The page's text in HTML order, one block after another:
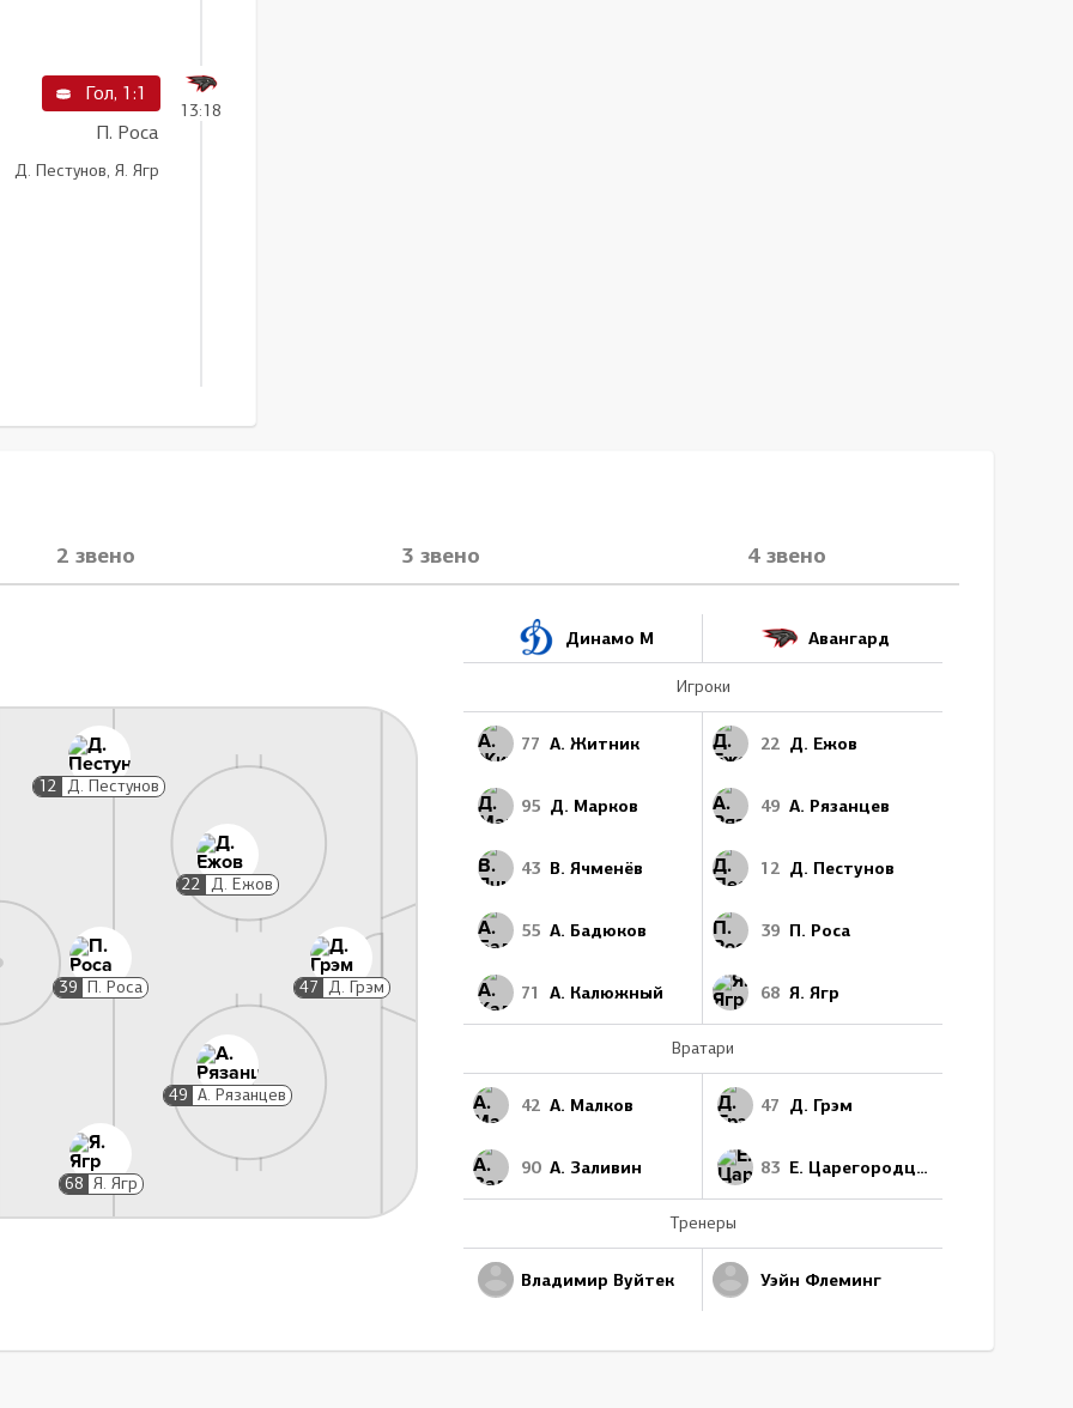
13:18
Гол, 1:1
П. Роса
Д. Пестунов, Я. Ягр
38:47
Подножка, 2 мин
41:46
клюшкой, 2 мин
П. Роса
2 звено 3 звено 4 звено
22 Д. Ежов
49 А. Рязанцев
12 Д. Пестунов
39 П. Роса
68 Я. Ягр
47 Д. Грэм
Динамо М Авангард
Игроки
77 А. Житник 22 Д. Ежов
95 Д. Марков 49 А. Рязанцев
43 В. Ячменёв 12 Д. Пестунов
55 А. Бадюков 39 П. Роса
71 А. Калюжный 68 Я. Ягр
Вратари
42 А. Малков 47 Д. Грэм
90 А. Заливин 83 Е. Царегородцев
Тренеры
Владимир Вуйтек Уэйн Флеминг